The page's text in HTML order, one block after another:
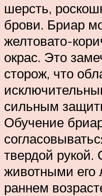
шерсть,
брови. Бриар
желтовато-
окрас. Это
сторож, что
сильным
Обучение
твердой
животными его
раннем